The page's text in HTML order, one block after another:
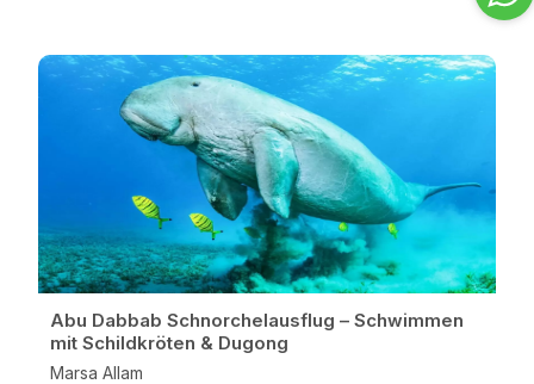
Abu Dabbab Schnorchelausflug – Schwimmen
mit Schildkröten & Dugong
Marsa Allam